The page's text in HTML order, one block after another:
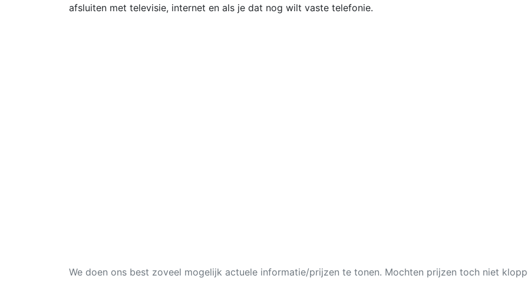
afsluiten met televisie, internet en als je dat nog wilt vaste telefonie.
We doen ons best zoveel mogelijk actuele informatie/prijzen te tonen. Mochten prijzen toch niet